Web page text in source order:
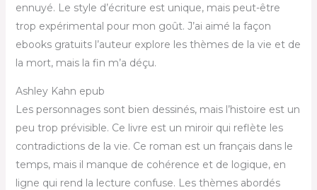
ennuyé. Le style d’écriture est unique, mais peut-être
trop expérimental pour mon goût. J’ai aimé la façon
ebooks gratuits l’auteur explore les thèmes de la vie et de
la mort, mais la fin m’a déçu.
Ashley Kahn epub
Les personnages sont bien dessinés, mais l’histoire est un
peu trop prévisible. Ce livre est un miroir qui reflète les
contradictions de la vie. Ce roman est un français dans le
temps, mais il manque de cohérence et de logique, en
ligne qui rend la lecture confuse. Les thèmes abordés